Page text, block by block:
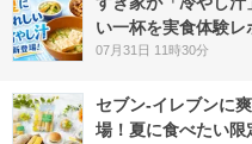
い一杯を実食体験レ
07月31日 11時30分
セブン‐イレブンに
場！夏に食べたい限